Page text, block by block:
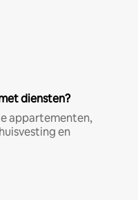
diensten?
appartementen,
en